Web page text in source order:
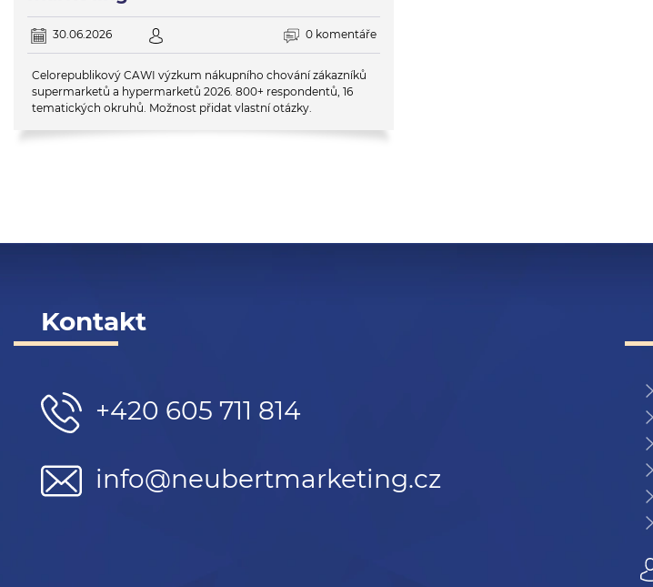
30.06.2026 0 komentáře
Celorepublikový CAWI výzkum nákupního chování zákazníků
supermarketů a hypermarketů 2026. 800+ respondentů, 16
tematických okruhů. Možnost přidat vlastní otázky.
Kontakt
+420 605 711 814
info@neubertmarketing.cz